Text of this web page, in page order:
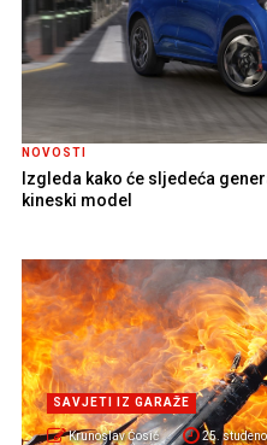
NOVOSTI
Izgleda kako će sljedeća
kineski model
SAVJETI IZ GARAŽE
Krunoslav Ćosić 25.